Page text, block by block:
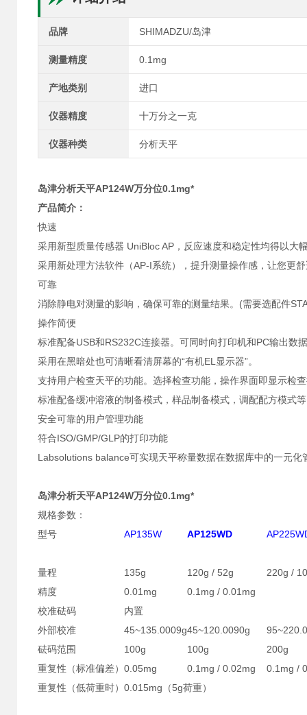
品牌 SHIMADZU/岛津
测量精度 0.1mg
产地类别 进口
仪器精度 十万分之一克
仪器种类 分析天平
岛津分析天平AP124W万分位0.1mg*
产品简介：
快速
采用新型质量传感器 UniBloc AP，反应速度和稳定性均得以大
采用新处理方法软件（AP-I系统），提升测量操作感，让您更
可靠
消除静电对测量的影响，确保可靠的测量结果。(需要选配件
操作简便
标准配备USB和RS232C连接器。可同时向打印机和PC输出数
采用在黑暗处也可清晰看清屏幕的“有机EL显示器”。
支持用户检查天平的功能。选择检查功能，操作界面即显示检
标准配备缓冲溶液的制备模式，样品制备模式，调配配方模式
安全可靠的用户管理功能
符合ISO/GMP/GLP的打印功能
Labsolutions balance可实现天平称量数据在数据库中的一元化
岛津分析天平AP124W万分位0.1mg*
规格参数：
型号
AP135W AP125WD
量程 135g 120g / 52g
220g /
精度
0.01mg
0.1mg / 0.01mg
校准砝码
内置
外部校准
砝码范围
45~135.0009g
100g
45~120.0090g
100g
200g
重复性（标准偏差） 0.05mg 0.1mg / 0.02mg
0.1mg /
重复性（低荷重时） 0.015mg（5g荷重）